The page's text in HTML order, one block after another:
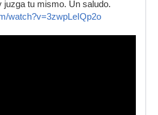
juzga tu mismo. Un saludo.
watch?v=3zwpLeIQp2o